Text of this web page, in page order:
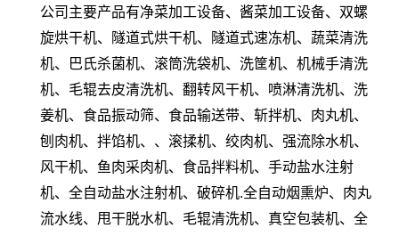
公司主要产品有净菜加工设备、酱菜加工设备、双螺
旋烘干机、隧道式烘干机、隧道式速冻机、蔬菜清洗
机、巴氏杀菌机、滚筒洗袋机、洗筐机、机械手清洗
机、毛辊去皮清洗机、翻转风干机、喷淋清洗机、洗
姜机、食品振动筛、食品输送带、斩拌机、肉丸机、
刨肉机、拌馅机、、滚揉机、绞肉机、强流除水机、
风干机、鱼肉采肉机、食品拌料机、手动盐水注射
机、全自动盐水注射机、破碎机.全自动烟熏炉、肉丸
流水线、甩干脱水机、毛辊清洗机、真空包装机、全